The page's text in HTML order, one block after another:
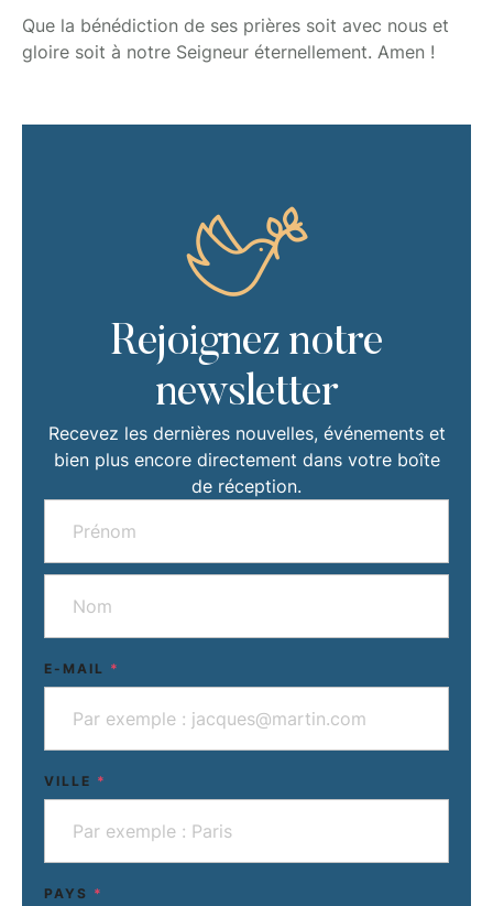
Que la bénédiction de ses prières soit avec nous et
gloire soit à notre Seigneur éternellement. Amen !
Rejoignez notre
newsletter
Recevez les dernières nouvelles, événements et
bien plus encore directement dans votre boîte
de réception.
E-MAIL *
VILLE *
PAYS *